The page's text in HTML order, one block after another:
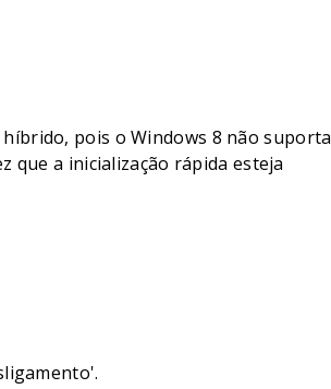
pois o Windows 8 não suporta
que a inicialização rápida esteja